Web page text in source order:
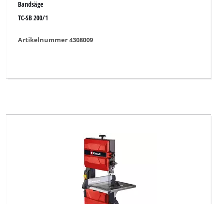
Bandsäge
TC-SB 200/1
Artikelnummer 4308009